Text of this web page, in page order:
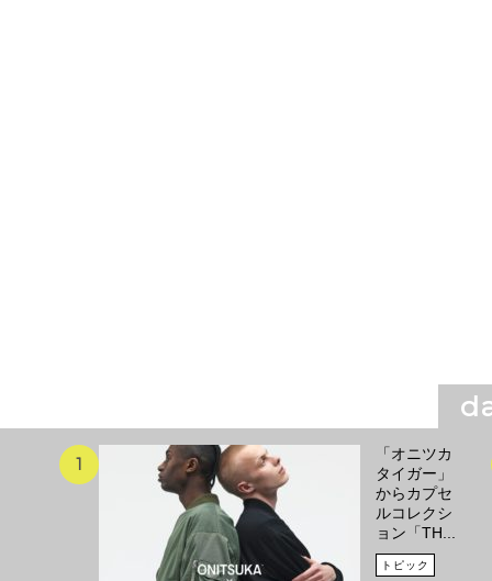
「オニツカ
タイガー」
からカプセ
ルコレクシ
ョン「TH...
トピック